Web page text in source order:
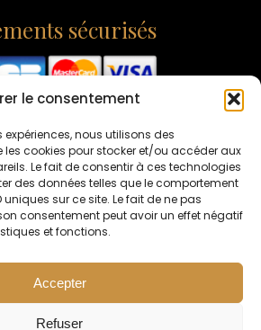
le consentement
expériences, nous utilisons des
les cookies pour stocker et/ou accéder aux
Le fait de consentir à ces technologies
des données telles que le comportement
sur ce site. Le fait de ne pas
consentement peut avoir un effet négatif
et fonctions.
Accepter
Refuser
sécurisés
vente de boissons alcooliques
de moins de 18 ans.